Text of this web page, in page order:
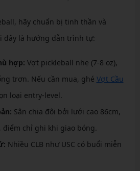
hãy chuẩn bị tinh thần và
đây là hướng dẫn trình tự:
hợp: Vợt pickleball nhẹ (7-8 oz),
trơn. Nếu cần mua, ghé Vợt Cầu
loại entry-level.
Sân chia đôi bởi lưới cao 86cm,
điểm chỉ ghi khi giao bóng.
Nhiều CLB như USC có buổi miễn